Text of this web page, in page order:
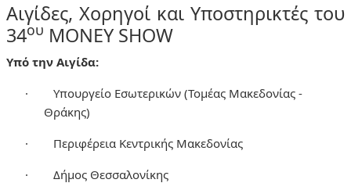
Αιγίδες, Χορηγοί και Υποστηρικτές του
34ου MONEY SHOW
Υπό την Αιγίδα:
· Υπουργείο Εσωτερικών (Τομέας Μακεδονίας -
Θράκης)
· Περιφέρεια Κεντρικής Μακεδονίας
· Δήμος Θεσσαλονίκης